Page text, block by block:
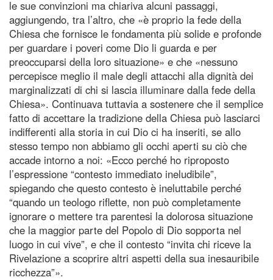
le sue convinzioni ma chiariva alcuni passaggi,
aggiungendo, tra l’altro, che «è proprio la fede della
Chiesa che fornisce le fondamenta più solide e profonde
per guardare i poveri come Dio li guarda e per
preoccuparsi della loro situazione» e che «nessuno
percepisce meglio il male degli attacchi alla dignità dei
marginalizzati di chi si lascia illuminare dalla fede della
Chiesa». Continuava tuttavia a sostenere che il semplice
fatto di accettare la tradizione della Chiesa può lasciarci
indifferenti alla storia in cui Dio ci ha inseriti, se allo
stesso tempo non abbiamo gli occhi aperti su ciò che
accade intorno a noi: «Ecco perché ho riproposto
l’espressione “contesto immediato ineludibile”,
spiegando che questo contesto è ineluttabile perché
“quando un teologo riflette, non può completamente
ignorare o mettere tra parentesi la dolorosa situazione
che la maggior parte del Popolo di Dio sopporta nel
luogo in cui vive”, e che il contesto “invita chi riceve la
Rivelazione a scoprire altri aspetti della sua inesauribile
ricchezza”».